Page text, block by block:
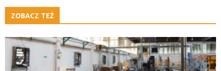
ZOBACZ TEŻ